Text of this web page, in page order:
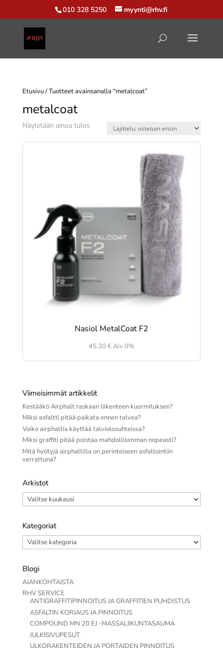
010 328 5250 myynti@rhv.fi
Etusivu/ Tuotteet avainsanalla “metalcoat”
metalcoat
Näytetään ainoa tulos
Nasiol MetalCoat F2
45,30 €Alv 0%
Viimeisimmät artikkelit
Kestääkö Airphalt raskaan liikenteen kuormituksen?
Miksi asfaltti pitää paikata ennen talvea?
Voiko airphaltia käyttää talviolosuhteissa?
Miksi graffiti pitää poistaa mahdollisimman nopeasti?
Mitä hyötyjä airphaltilla on perinteiseen asfaltointiin
verrattuna?
Arkistot
Arkistot
Kategoriat
Kategoriat
Blogi
AJANKOHTAISTA
RHV SERVICE
ANTIGRAFFITIPINNOITUS JA GRAFFITIEN PUHDISTUS
ASFALTIN KORJAUS JA PINNOITUS
COMPOUND MN 20 EJ -MASSALIIKUNTASAUMA
JULKISIVUPESUT
ULKORAKENTEIDEN JA PORTAIDEN PINNOITUS